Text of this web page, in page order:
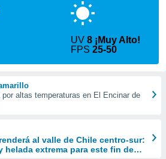
UV8 ¡Muy Alto!
FPS25-50
por altas temperaturas en El Encinar de
al valle de Chile centro-sur:
helada extrema para este fin de